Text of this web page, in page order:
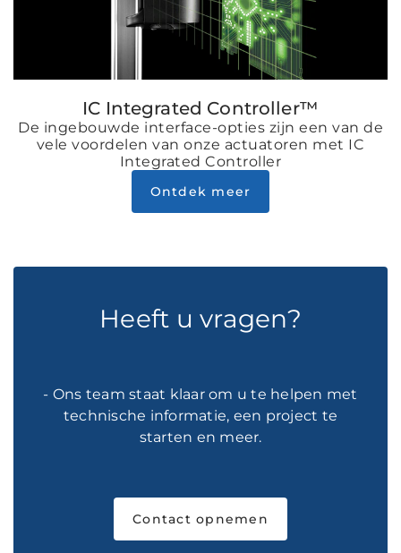
IC Integrated Controller™
De ingebouwde interface-opties zijn een van de
vele voordelen van onze actuatoren met IC
Integrated Controller
Ontdek meer
Heeft u vragen?
- Ons team staat klaar om u te helpen met
technische informatie, een project te
starten en meer.
Contact opnemen